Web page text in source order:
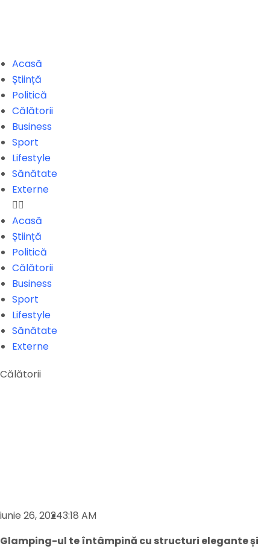
Acasă
Știință
Politică
Călătorii
Business
Sport
Lifestyle
Sănătate
Externe
Acasă
Știință
Politică
Călătorii
Business
Sport
Lifestyle
Sănătate
Externe
Călătorii
iunie 26, 20243:18 AM
Glamping-ul te întâmpină cu structuri elegante și